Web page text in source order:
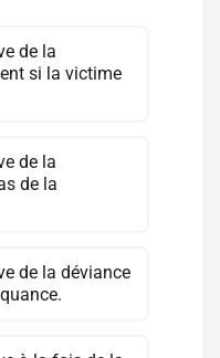
de la
si la victime
de la
de la
de la déviance